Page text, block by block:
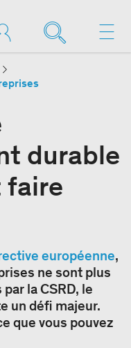
durable
faire
européenne,
ne sont plus
la CSRD, le
un défi majeur.
que vous pouvez